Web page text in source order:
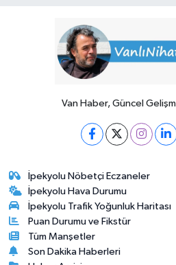
Van Haber, Güncel
İpekyolu Nöbetçi Eczaneler
İpekyolu Hava Durumu
İpekyolu Trafik Yoğunluk Haritası
Puan Durumu ve Fikstür
Tüm Manşetler
Son Dakika Haberleri